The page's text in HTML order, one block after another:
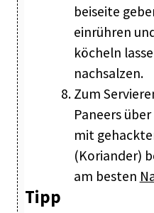
beiseite
einrühren
köcheln
nachsalzen.
Zum
Paneers
mit
(Koriander)
am besten
Tipp